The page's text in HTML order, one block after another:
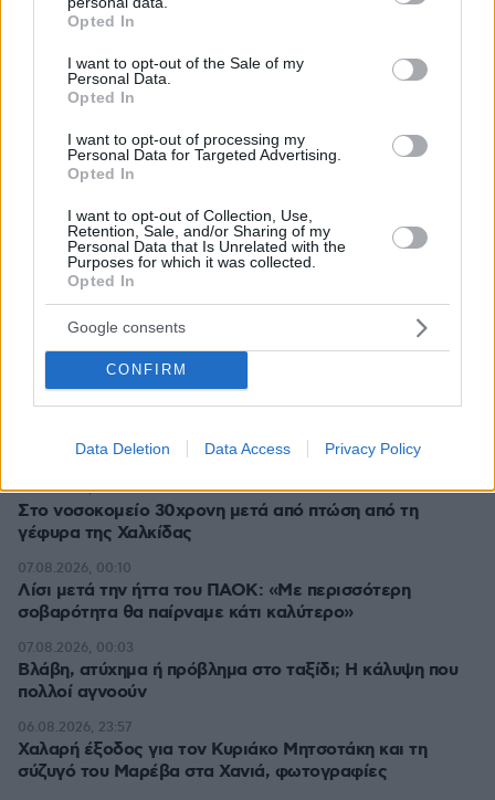
grant or deny consent to Google and its third-party tags to
use your data for below specified purposes in below Google
consent section.
Opted In
I want to opt-out of the Sale of my
Personal Data.
Opted In
I want to opt-out of processing my
Personal Data for Targeted Advertising.
Opted In
I want to opt-out of Collection, Use,
Retention, Sale, and/or Sharing of my
Personal Data that Is Unrelated with the
Purposes for which it was collected.
Opted In
Google consents
CONFIRM
Data Deletion Data Access Privacy Policy
νότια Σαουδική Αραβία
Γκολ ο Παυλίδης στη εξάρα της Μπενφίκα στη Χαρτς και
μια ανάσα από τα play-offs του Europa League, δείτε τα
Νεκρός σε πισίνα 24χρονος που κατηγορήθηκε ότι
07.08.2026, 01:44
Συναγερμός στη Σαουδική Αραβία μετά από
πληροφορίες για επικείμενες επιθέσεις από ιρακινές
οργανώσεις και Χούθι
07.08.2026, 01:21
Ο Ρόμπι Γουίλιαμς έφυγε, αλλά το γιγαντιαίο ρομπότ
του έμεινε και «τρομάζει» τους γείτονες
07.08.2026, 00:57
σέβονται
07.08.2026, 00:30
Στο νοσοκομείο 30χρονη μετά από πτώση από τη
γέφυρα της Χαλκίδας
07.08.2026, 00:17
Λίσι μετά την ήττα του ΠΑΟΚ: «Με περισσότερη
σοβαρότητα θα παίρναμε κάτι καλύτερο»
07.08.2026, 00:10
Βλάβη, ατύχημα ή πρόβλημα στο ταξίδι; Η κάλυψη που
πολλοί αγνοούν
07.08.2026, 00:03
Χαλαρή έξοδος για τον Κυριάκο Μητσοτάκη και τη
σύζυγό του Μαρέβα στα Χανιά, φωτογραφίες
06.08.2026, 23:57